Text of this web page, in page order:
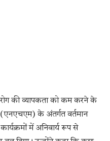
ने रोग की व्यापकता को कम करने के
(एनएचएम) के अंतर्गत वर्तमान
में अनिवार्य रूप से